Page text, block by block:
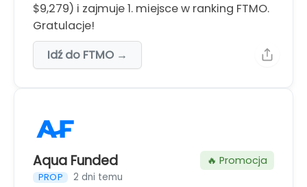
$9,279) i zajmuje 1. miejsce w ranking FTMO.
Gratulacje!
Idź do FTMO →
Aqua Funded
PROP 2 dni temu
🔥 Promocja